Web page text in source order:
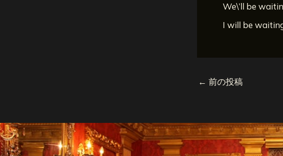
We\’ll be
I will be
← 前の投稿